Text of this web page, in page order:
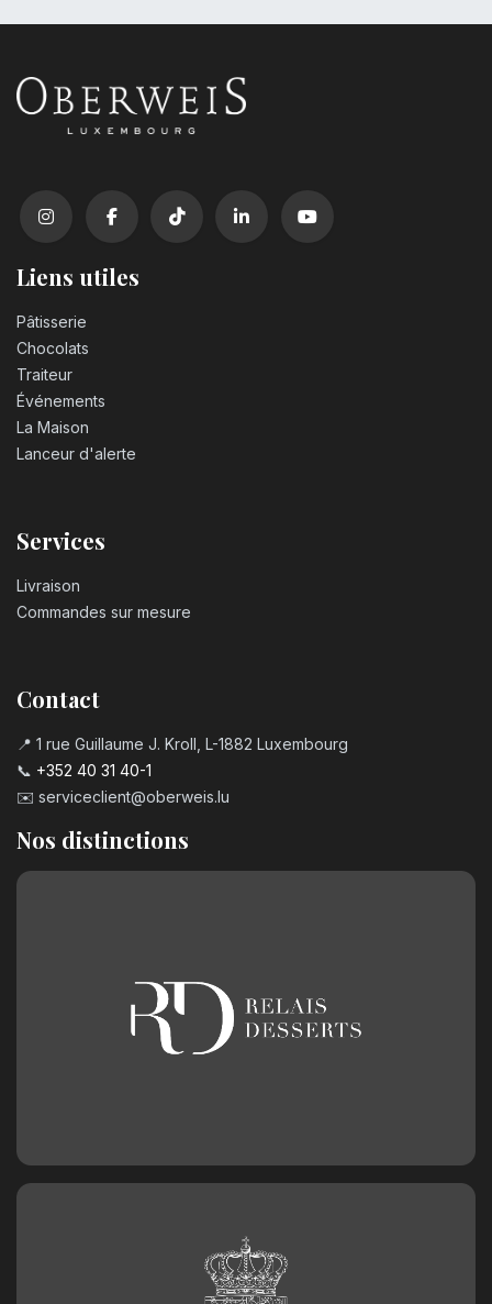
Liens utiles
Pâtisserie
Chocolats
Traiteur
Événements
La Maison
Lanceur d'alerte
Services
Livraison
Commandes sur mesure
Contact
📍 1 rue Guillaume J. Kroll, L-1882 Luxembourg
📞 +352 40 31 40-1
✉️ serviceclient@oberweis.lu
Nos distinctions